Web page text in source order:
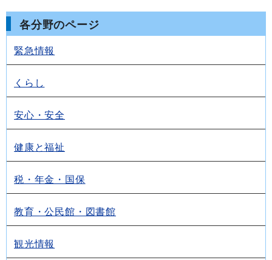
各分野のページ
緊急情報
くらし
安心・安全
健康と福祉
税・年金・国保
教育・公民館・図書館
観光情報